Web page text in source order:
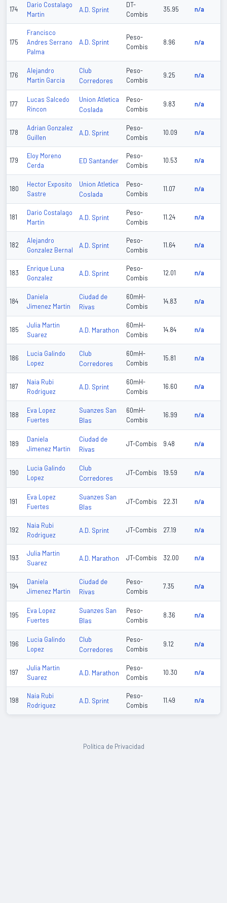
174
Dario Costalago
Martin
A.D. Sprint
DT-
Combis
35.95 n/a
175
Francisco
Andres Serrano
Palma
A.D. Sprint
Peso-
Combis
8.96 n/a
176
Alejandro
Martin Garcia
Club
Corredores
Peso-
Combis
9.25 n/a
177
Lucas Salcedo
Rincon
Union Atletica
Coslada
Peso-
Combis
9.83 n/a
178
Adrian Gonzalez
Guillen
A.D. Sprint
Peso-
Combis
10.09 n/a
179
Eloy Moreno
Cerda
ED Santander
Peso-
Combis
10.53 n/a
180
Hector Exposito
Sastre
Union Atletica
Coslada
Peso-
Combis
11.07 n/a
181
Dario Costalago
Martin
A.D. Sprint
Peso-
Combis
11.24 n/a
182
Alejandro
Gonzalez Bernal
A.D. Sprint
Peso-
Combis
11.64 n/a
183
Enrique Luna
Gonzalez
A.D. Sprint
Peso-
Combis
12.01 n/a
184
Daniela
Jimenez Martin
Ciudad de
Rivas
60mH-
Combis
14.83 n/a
185
Julia Martin
Suarez
A.D. Marathon
60mH-
Combis
14.84 n/a
186
Lucia Galindo
Lopez
Club
Corredores
60mH-
Combis
15.81 n/a
187
Naia Rubi
Rodriguez
A.D. Sprint
60mH-
Combis
16.60 n/a
188
Eva Lopez
Fuertes
Suanzes San
Blas
60mH-
Combis
16.99 n/a
189
Daniela
Jimenez Martin
Ciudad de
Rivas
JT-Combis 9.48 n/a
190
Lucia Galindo
Lopez
Club
Corredores
JT-Combis 19.59 n/a
191
Eva Lopez
Fuertes
Suanzes San
Blas
JT-Combis 22.31 n/a
192
Naia Rubi
Rodriguez
A.D. Sprint JT-Combis 27.19 n/a
193
Julia Martin
Suarez
A.D. Marathon JT-Combis 32.00 n/a
194
Daniela
Jimenez Martin
Ciudad de
Rivas
Peso-
Combis
7.35 n/a
195
Eva Lopez
Fuertes
Suanzes San
Blas
Peso-
Combis
8.36 n/a
196
Lucia Galindo
Lopez
Club
Corredores
Peso-
Combis
9.12 n/a
197
Julia Martin
Suarez
A.D. Marathon
Peso-
Combis
10.30 n/a
198
Naia Rubi
Rodriguez
A.D. Sprint
Peso-
Combis
11.49 n/a
Política de Privacidad